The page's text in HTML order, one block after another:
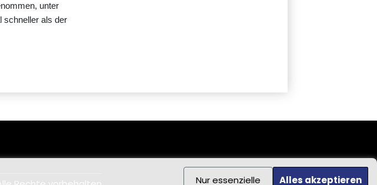
Nur essenzielle Alles akzeptieren
unter
schneller als der